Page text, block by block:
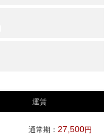
運賃
通常期： 27,500円